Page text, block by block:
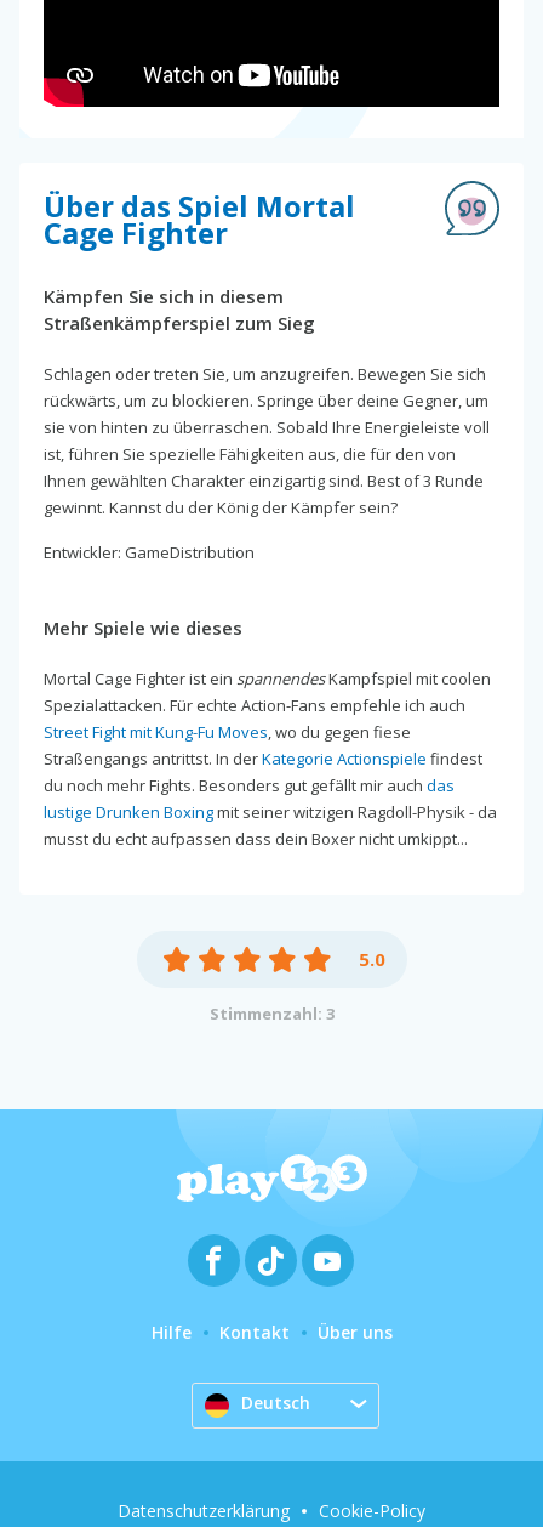
Über das Spiel Mortal
Cage Fighter
Kämpfen Sie sich in diesem
Straßenkämpferspiel zum Sieg
Schlagen oder treten Sie, um anzugreifen. Bewegen Sie sich
rückwärts, um zu blockieren. Springe über deine Gegner, um
sie von hinten zu überraschen. Sobald Ihre Energieleiste voll
ist, führen Sie spezielle Fähigkeiten aus, die für den von
Ihnen gewählten Charakter einzigartig sind. Best of 3 Runde
gewinnt. Kannst du der König der Kämpfer sein?
Entwickler: GameDistribution
Mehr Spiele wie dieses
Mortal Cage Fighter ist ein spannendesKampfspiel mit coolen
Spezialattacken. Für echte Action-Fans empfehle ich auch
Street Fight mit Kung-Fu Moves, wo du gegen fiese
Straßengangs antrittst. In derKategorie Actionspiele findest
du noch mehr Fights. Besonders gut gefällt mir auch das
lustige Drunken Boxingmit seiner witzigen Ragdoll-Physik - da
musst du echt aufpassen dass dein Boxer nicht umkippt...
5.0
Stimmenzahl: 3
Hilfe Kontakt Über uns
Deutsch
Datenschutzerklärung
Cookie-Policy